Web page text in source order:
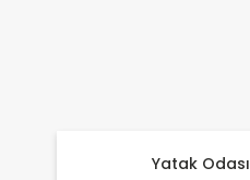
Yatak Odası